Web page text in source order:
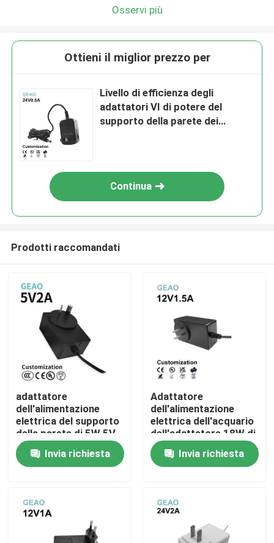
Casa
Prodotti
Osservi più
Ottieni il miglior prezzo per
Livello di efficienza degli
adattatori VI di potere del
supporto della parete dei
Continua
Prodotti raccomandati
adattatore
dell'alimentazione
elettrica del supporto
della parete di 5W 5V
2A per la fibra ccc del
massaggiatore del
piede
Invia richiesta
Adattatore
dell'alimentazione
elettrica dell'acquario
dell'adattatore 18W di
potere del supporto
12V 1.5A della parete
Invia richiesta